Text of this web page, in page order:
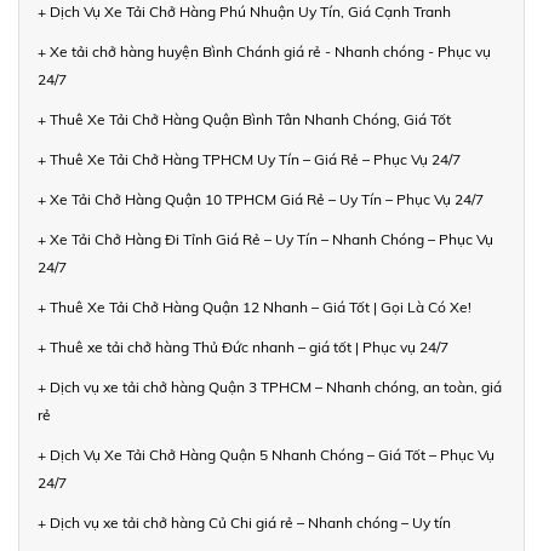
+ Dịch Vụ Xe Tải Chở Hàng Phú Nhuận Uy Tín, Giá Cạnh Tranh
+ Xe tải chở hàng huyện Bình Chánh giá rẻ - Nhanh chóng - Phục vụ
24/7
+ Thuê Xe Tải Chở Hàng Quận Bình Tân Nhanh Chóng, Giá Tốt
+ Thuê Xe Tải Chở Hàng TPHCM Uy Tín – Giá Rẻ – Phục Vụ 24/7
+ Xe Tải Chở Hàng Quận 10 TPHCM Giá Rẻ – Uy Tín – Phục Vụ 24/7
+ Xe Tải Chở Hàng Đi Tỉnh Giá Rẻ – Uy Tín – Nhanh Chóng – Phục Vụ
24/7
+ Thuê Xe Tải Chở Hàng Quận 12 Nhanh – Giá Tốt | Gọi Là Có Xe!
+ Thuê xe tải chở hàng Thủ Đức nhanh – giá tốt | Phục vụ 24/7
+ Dịch vụ xe tải chở hàng Quận 3 TPHCM – Nhanh chóng, an toàn, giá
rẻ
+ Dịch Vụ Xe Tải Chở Hàng Quận 5 Nhanh Chóng – Giá Tốt – Phục Vụ
24/7
+ Dịch vụ xe tải chở hàng Củ Chi giá rẻ – Nhanh chóng – Uy tín